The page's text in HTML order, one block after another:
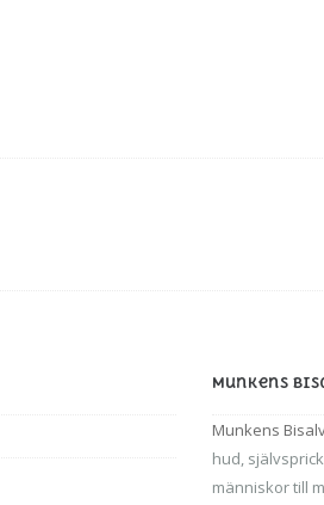
Munkens
Munkens
hud,
människor till